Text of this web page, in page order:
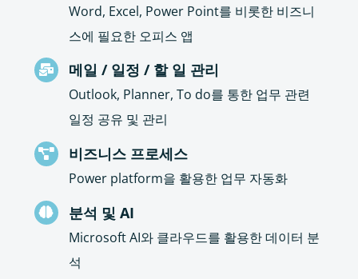
Word, Excel, Power Point를 비롯한 비즈니
스에 필요한 오피스 앱
메일 / 일정 / 할 일 관리
Outlook, Planner, To do를 통한 업무 관련
일정 공유 및 관리
비즈니스 프로세스
Power platform을 활용한 업무 자동화
분석 및 AI
Microsoft AI와 클라우드를 활용한 데이터 분
석